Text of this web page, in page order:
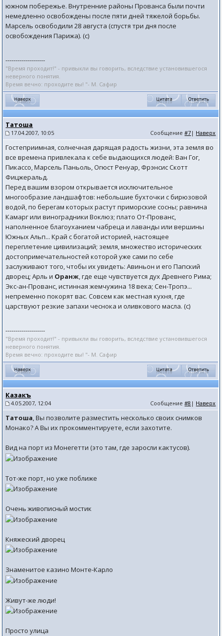
южном побережье. Внутренние районы Прованса были почти
немедленно освобождены после пяти дней тяжелой борьбы.
Марсель освободили 28 августа (спустя три дня после
освобождения Парижа). (с)
--------------------
"Время проходит!" - привыкли вы говорить, вследствие установившегося
неверного понятия.
Время вечно: проходите вы! "- М. Сафир
Татоша
17.04.2007, 10:05 Сообщение#7 | Наверх
Гостеприимная, солнечная дарящая радость жизни, эта земля во
все времена привлекала к себе выдающихся людей: Ван Гог,
Пикассо, Марсель Паньоль, Огюст Ренуар, Фрэнсис Скотт
Фицжеральд.
Перед вашим взором открывается исключительное
многообразие ландшафтов: небольшие бухточки с бирюзовой
водой, по берегам которых растут приморские сосны; равнина
Камарг или виноградники Воклюз; плато От-Прованс,
наполненное благоуханием чабреца и лаванды или вершины
Южных Альп... Край с богатой историей, настоящее
переплетение цивилизаций; земля, множество исторических
достопримечательностей которой уже сами по себе
заслуживают того, чтобы их увидеть: Авиньон и его Папский
дворец; Арль и Оранж, где еще чувствуется дух Древнего Рима;
Экс-ан-Прованс, истинная жемчужина 18 века; Сен-Тропэ...
непременно покорят вас. Совсем как местная кухня, где
царствуют резкие запахи чеснока и оливкового масла. (с)
--------------------
"Время проходит!" - привыкли вы говорить, вследствие установившегося
неверного понятия.
Время вечно: проходите вы! "- М. Сафир
Казакъ
4.05.2007, 12:04 Сообщение#8 | Наверх
Татоша, Вы позволите разместить несколько своих снимков
Монако? А Вы их прокомментируете, если захотите.
Вид на порт из Монегетти (это там, где заросли кактусов).
Тот-же порт, но уже поближе
Очень живописный мостик
Княжеский дворец
Знаменитое казино Монте-Карло
Живут-же люди!
Просто улица